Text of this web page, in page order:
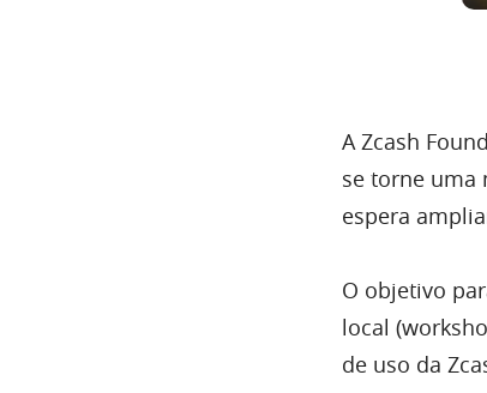
A Zcash
se torne uma
espera
O objetivo
local
de uso da